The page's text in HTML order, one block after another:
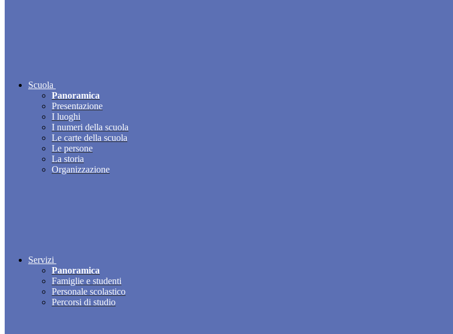
Scuola
Panoramica
Presentazione
I luoghi
I numeri della scuola
Le carte della scuola
Le persone
La storia
Organizzazione
Servizi
Panoramica
Famiglie e studenti
Personale scolastico
Percorsi di studio